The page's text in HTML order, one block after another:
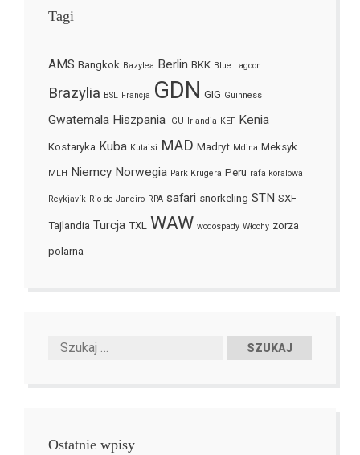
Tagi
AMS Bangkok Bazylea Berlin BKK Blue Lagoon
Brazylia BSL Francja GDN GIG Guinness
Gwatemala Hiszpania IGU Irlandia KEF Kenia
Kostaryka Kuba Kutaisi MAD Madryt Mdina Meksyk
MLH Niemcy Norwegia Park Krugera Peru rafa koralowa
Reykjavík Rio de Janeiro RPA safari snorkeling STN SXF
Tajlandia Turcja TXL WAW wodospady Włochy zorza
polarna
Ostatnie wpisy